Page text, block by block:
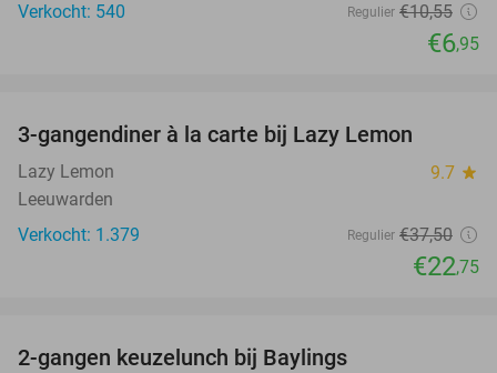
Verkocht: 540
Regulier €10,55
€6,95
3-gangendiner à la carte bij Lazy Lemon
Lazy Lemon 9.7 star
Leeuwarden
Verkocht: 1.379
Regulier €37,50
€22,75
2-gangen keuzelunch bij Baylings